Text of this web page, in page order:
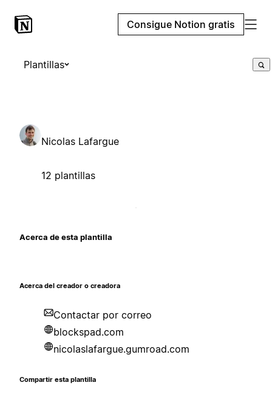
Consigue Notion gratis
Plantillas
Nicolas Lafargue
12 plantillas
Acerca de esta plantilla
Acerca del creador o creadora
Contactar por correo
blockspad.com
nicolaslafargue.gumroad.com
Compartir esta plantilla